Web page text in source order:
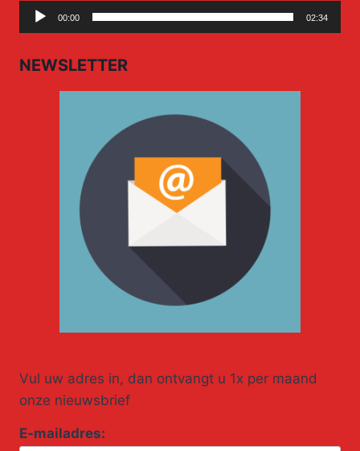
Audio
Player
00:00 02:34
NEWSLETTER
Vul uw adres in, dan ontvangt u 1x per maand
onze nieuwsbrief
E-mailadres: